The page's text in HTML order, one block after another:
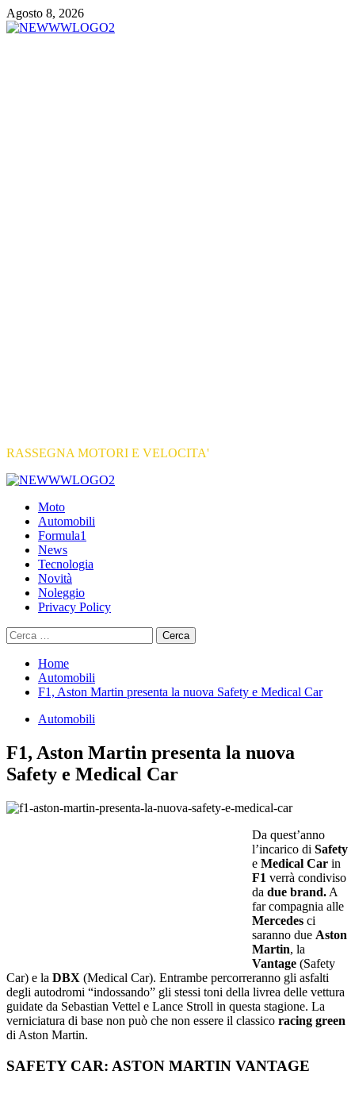
Vai
al
Agosto 8, 2026
RASSEGNA MOTORI E VELOCITA'
Primary
Moto
Automobili
Formula1
News
Tecnologia
Novità
Noleggio
Privacy Policy
Ricerca
per:
Home
Automobili
F1, Aston Martin presenta la nuova Safety e Medical Car
Automobili
F1, Aston Martin presenta la nuova
Safety e Medical Car
Da quest’anno
l’incarico di Safety
e Medical Car in
F1 verrà condiviso
da due brand. A
far compagnia alle
Mercedes ci
saranno due Aston
Martin, la
Vantage (Safety
Car) e la DBX (Medical Car). Entrambe percorreranno gli asfalti
degli autodromi “indossando” gli stessi toni della livrea delle vettura
guidate da Sebastian Vettel e Lance Stroll in questa stagione. La
verniciatura di base non può che non essere il classico racing green
di Aston Martin.
SAFETY CAR: ASTON MARTIN VANTAGE